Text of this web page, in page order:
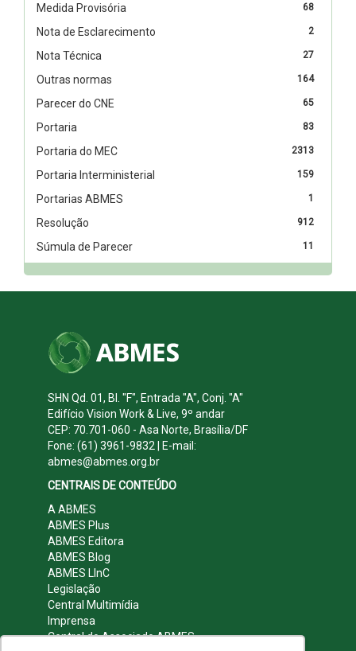
68
Medida Provisória
2
Nota de Esclarecimento
27
Nota Técnica
164
Outras normas
65
Parecer do CNE
83
Portaria
2313
Portaria do MEC
159
Portaria Interministerial
1
Portarias ABMES
912
Resolução
11
Súmula de Parecer
SHN Qd. 01, Bl. "F", Entrada "A", Conj. "A"
Edifício Vision Work & Live, 9º andar
CEP: 70.701-060 - Asa Norte, Brasília/DF
Fone: (61) 3961-9832 | E-mail:
abmes@abmes.org.br
CENTRAIS DE CONTEÚDO
A ABMES
ABMES Plus
ABMES Editora
ABMES Blog
ABMES LInC
Legislação
Central Multimídia
Imprensa
Central do Associado ABMES